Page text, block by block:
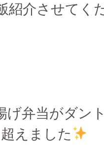
紹介させてく
げ弁当がダン
えました